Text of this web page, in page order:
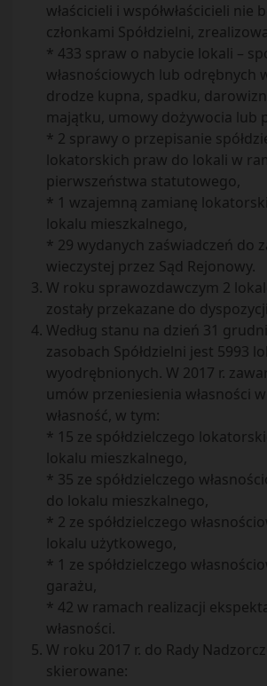
właścicieli i współwłaścicieli nie
członkami Spółdzielni,
* 433 spraw o nabycie lokali –
własnościowych lub odrębnych
drodze kupna, spadku,
majątku, umowy dożywocia lub
* 2 sprawy o przepisanie
lokatorskich praw do lokali w
pierwszeństwa statutowego,
* 1 wzajemną zamianę
lokalu mieszkalnego,
* 29 wydanych zaświadczeń do
wieczystej przez Sąd Rejonowy.
W roku sprawozdawczym 2
zostały przekazane do
Według stanu na dzień 31
zasobach Spółdzielni jest 5993
wyodrębnionych. W 2017 r.
umów przeniesienia własności
własność, w tym:
* 15 ze spółdzielczego
lokalu mieszkalnego,
* 35 ze spółdzielczego
do lokalu mieszkalnego,
* 2 ze spółdzielczego
lokalu użytkowego,
* 1 ze spółdzielczego
garażu,
* 42 w ramach realizacji
własności.
W roku 2017 r. do Rady
skierowane: